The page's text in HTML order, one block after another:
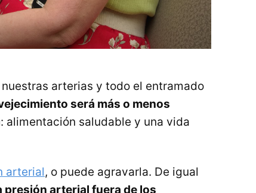
arterias y todo el entramado
será más o menos
: alimentación saludable y una vida
arterial, o puede agravarla. De igual
presión arterial fuera de los